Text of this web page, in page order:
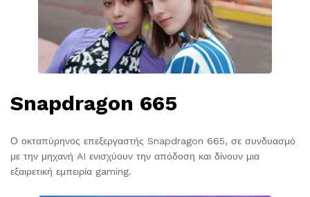
Snapdragon 665
Ο οκταπύρηνος επεξεργαστής Snapdragon 665, σε συνδυασμό
με την μηχανή AI ενισχύουν την απόδοση και δίνουν μια
εξαιρετική εμπειρία gaming.